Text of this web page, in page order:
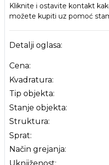
Kliknite i ostavite kontakt
možete kupiti uz pomoć
Detalji oglasa:
Cena:
Kvadratura:
Tip objekta:
Stanje objekta:
Struktura:
Sprat:
Način grejanja:
Uknjiženost: